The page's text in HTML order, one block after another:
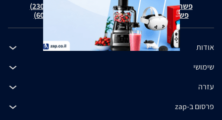
פשרה בת"צ אבנצ'יק נ' זאפ גרופ (ת"צ 23008-08-20)
פשרה בת"צ כהנים נ' זאפ גרופ (ת"צ 60371-12-19)
אודות
שימושי
עזרה
פרסום ב-zap